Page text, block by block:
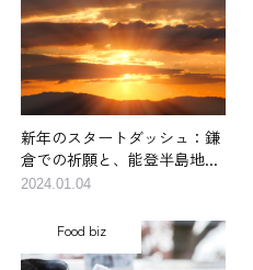
新年のスタートダッシュ：鎌
倉での祈願と、能登半島地...
Food biz